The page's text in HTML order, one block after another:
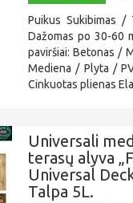
Puikus Sukibimas /
Dažomas po 30-60
paviršiai: Betonas /
Mediena / Plyta /
Cinkuotas plienas
Universali
terasų alyva
Universal
Talpa 5L.